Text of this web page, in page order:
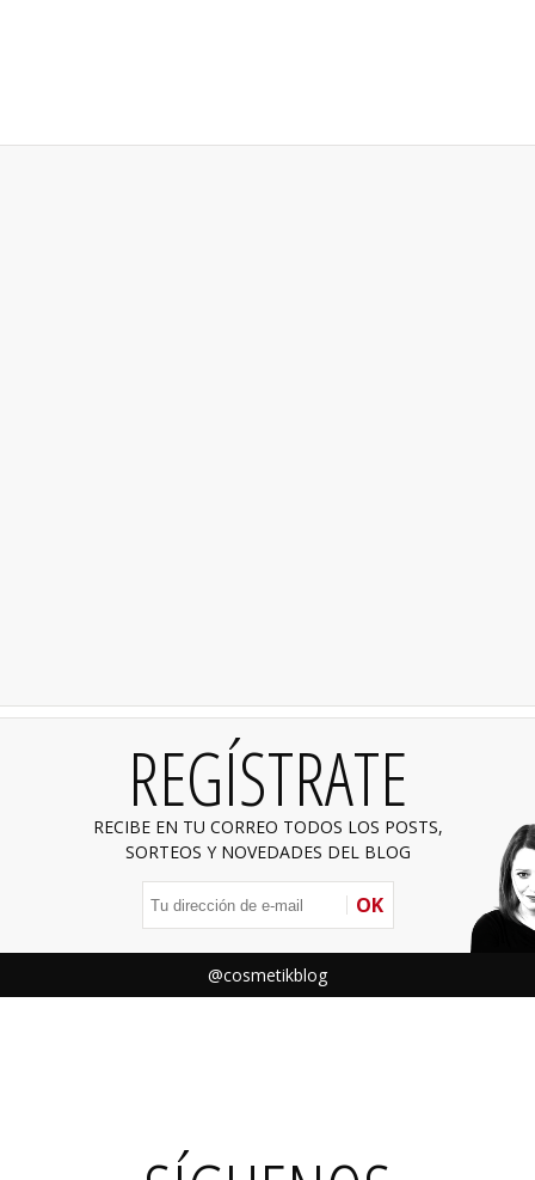
REGÍSTRATE
RECIBE EN TU CORREO TODOS LOS POSTS,
SORTEOS Y NOVEDADES DEL BLOG
OK
@cosmetikblog